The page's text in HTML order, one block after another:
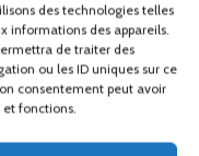
des technologies telles
informations des appareils.
de traiter des
ou les ID uniques sur ce
consentement peut avoir
fonctions.